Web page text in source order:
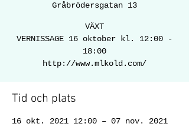
Gråbrödersgatan 13
VÄXT
VERNISSAGE 16 oktober kl. 12:00 -
18:00
http://www.mlkold.com/
Tid och plats
16 okt. 2021 12:00 – 07 nov. 2021